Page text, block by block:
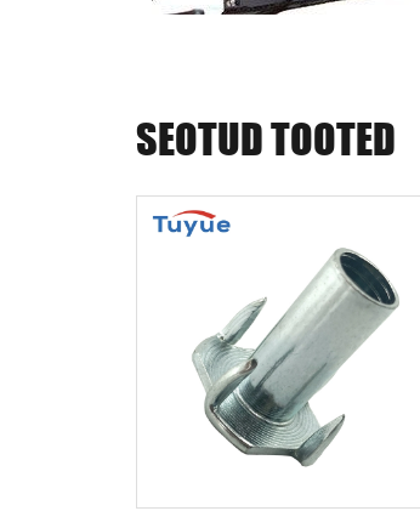
SEOTUD TOOTED